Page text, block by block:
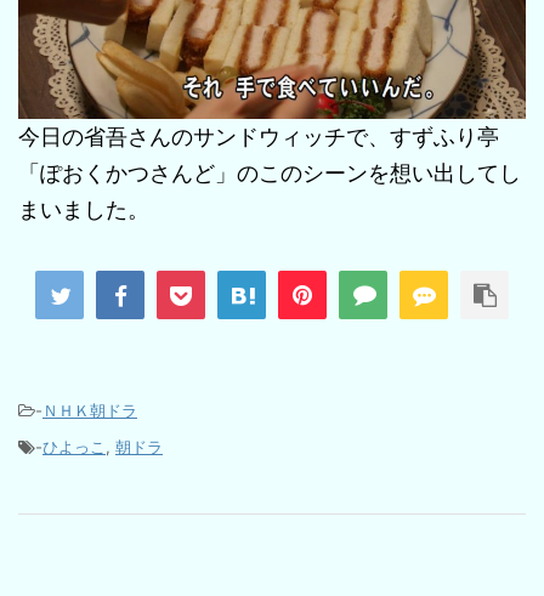
今日の省吾さんのサンドウィッチで、すずふり亭
「ぽおくかつさんど」のこのシーンを想い出してし
まいました。
- ＮＨＫ朝ドラ
-ひよっこ , 朝ドラ